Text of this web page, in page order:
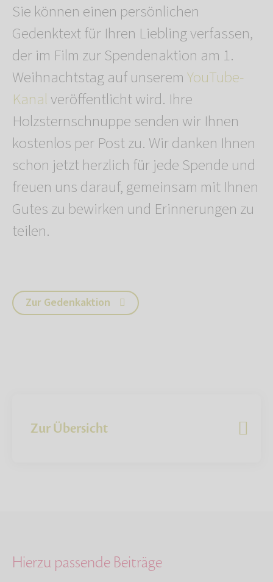
Sie können einen persönlichen
Gedenktext für Ihren Liebling verfassen,
der im Film zur Spendenaktion am 1.
Weihnachtstag auf unseremYouTube-
Kanalveröffentlicht wird. Ihre
Holzsternschnuppe senden wir Ihnen
kostenlos per Post zu. Wir danken Ihnen
schon jetzt herzlich für jede Spende und
freuen uns darauf, gemeinsam mit Ihnen
Gutes zu bewirken und Erinnerungen zu
teilen.
Zur Gedenkaktion
Zur Übersicht
Hierzu passende Beiträge